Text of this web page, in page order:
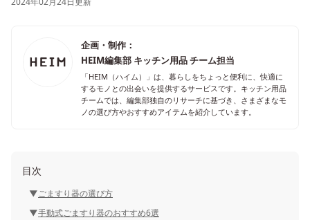
企画・制作：
HEIM編集部 キッチン用品 チーム担当
「HEIM（ハイム）」は、暮らしをちょっと便利に、快適に
するモノとの出会いを提供するサービスです。キッチン用品
チームでは、編集部独自のリサーチに基づき、さまざまなモ
ノの選び方やおすすめアイテムを紹介しています。
目次
ごますり器の選び方
手動式ごますり器のおすすめ6選